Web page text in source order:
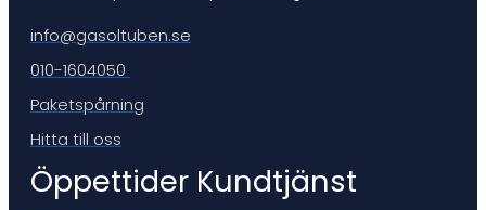
info@gasoltuben.se
010-1604050
Paketspårning
Hitta till oss
Öppettider Kundtjänst